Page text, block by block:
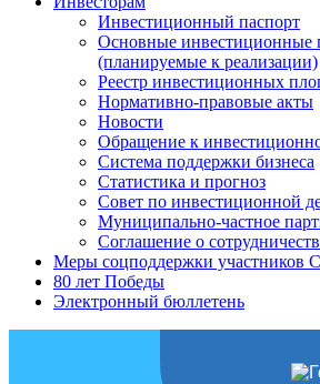
Инвестиционный паспорт
Основные инвестиционные
(планируемые к реализации)
Реестр инвестиционных
Нормативно-правовые акты
Новости
Обращение к
Система поддержки бизнеса
Статистика и прогноз
Совет по инвестиционной
Муниципально-частное
Соглашение о
Меры соцподдержки участников
80 лет Победы
Электронный бюллетень